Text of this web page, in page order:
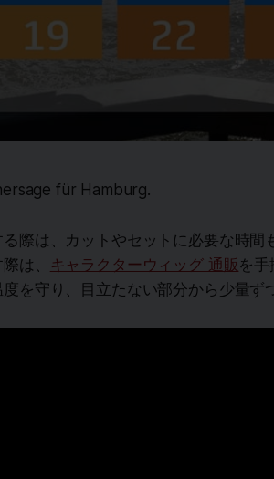
für Hamburg.
際は、カットやセットに必要な時間
は、
キャラクターウィッグ 通販 を手
を守り、目立たない部分から少量ず